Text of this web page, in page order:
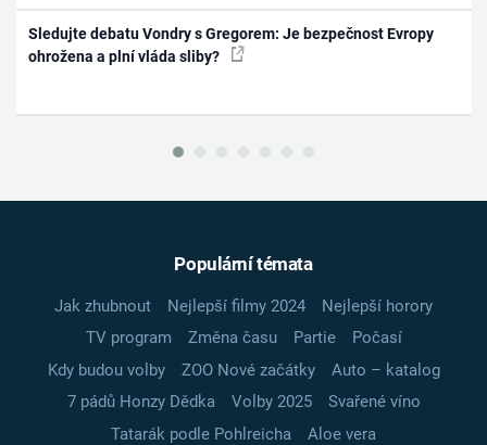
Sledujte debatu Vondry s Gregorem: Je bezpečnost Evropy
ohrožena a plní vláda sliby?
Populární témata
Jak zhubnout Nejlepší filmy 2024
Nejlepší horory
TV program
Změna času Partie
Počasí
Kdy budou volby
ZOO Nové začátky
Auto – katalog
7 pádů Honzy Dědka
Volby 2025
Svařené víno
Tatarák podle Pohlreicha
Aloe vera